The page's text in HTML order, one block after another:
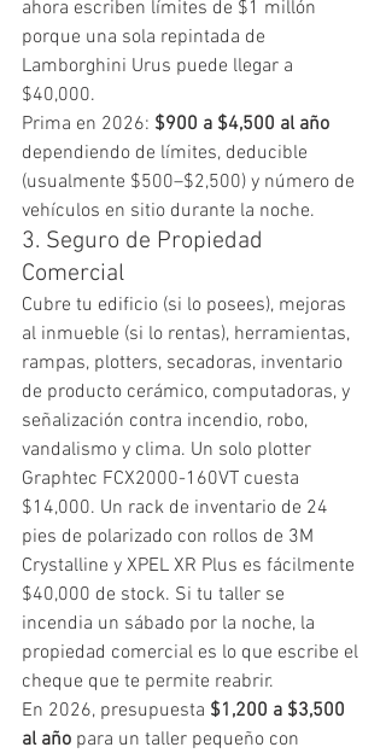
ahora escriben límites de $1 millón
porque una sola repintada de
Lamborghini Urus puede llegar a
$40,000.
Prima en 2026: $900 a $4,500 al año
dependiendo de límites, deducible
(usualmente $500–$2,500) y número de
vehículos en sitio durante la noche.
3. Seguro de Propiedad
Comercial
Cubre tu edificio (si lo posees), mejoras
al inmueble (si lo rentas), herramientas,
rampas, plotters, secadoras, inventario
de producto cerámico, computadoras, y
señalización contra incendio, robo,
vandalismo y clima. Un solo plotter
Graphtec FCX2000-160VT cuesta
$14,000. Un rack de inventario de 24
pies de polarizado con rollos de 3M
Crystalline y XPEL XR Plus es fácilmente
$40,000 de stock. Si tu taller se
incendia un sábado por la noche, la
propiedad comercial es lo que escribe el
cheque que te permite reabrir.
En 2026, presupuesta $1,200 a $3,500
al año para un taller pequeño con